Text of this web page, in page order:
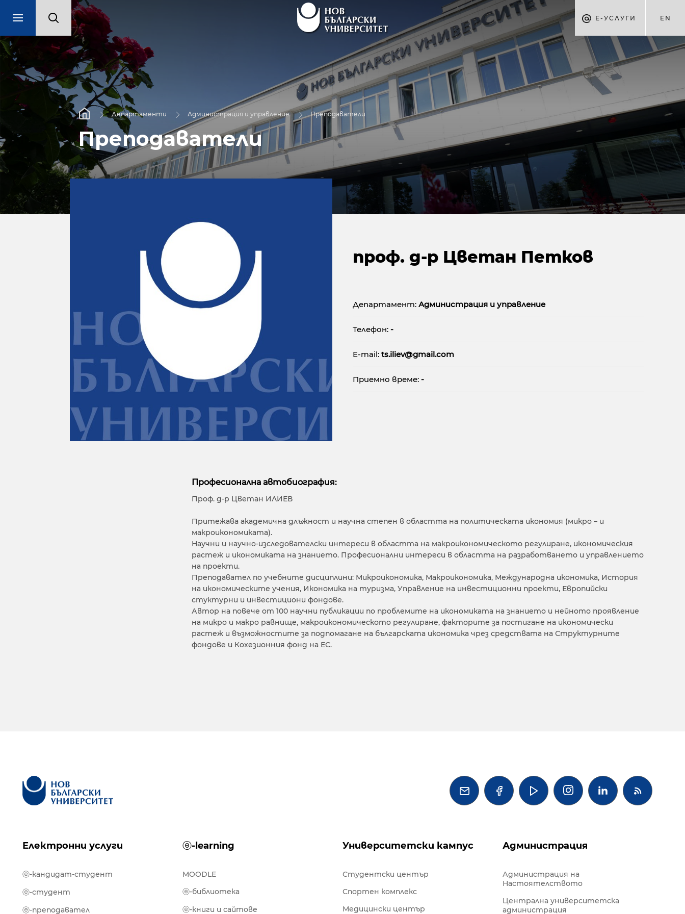
Е-УСЛУГИ EN
Департаменти Администрация и управление Преподаватели
Преподаватели
проф. д-р Цветан Петков
Департамент: Администрация и управление
Телефон: -
E-mail: ts.iliev@gmail.com
Приемно време: -
Професионална автобиография:
Проф. д-р Цветан ИЛИЕВ
Притежава академична длъжност и научна степен в областта на политическата икономия (микро – и
макроикономиката).
Научни и научно-изследователски интереси в областта на макроикономическото регулиране, икономическия
растеж и икономиката на знанието. Професионални интереси в областта на разработването и управлението
на проекти.
Преподавател по учебните дисциплини: Микроикономика, Макроикономика, Международна икономика, История
на икономическите учения, Икономика на туризма, Управление на инвестиционни проекти, Европийски
стуктурни и инвестициони фондове.
Автор на повече от 100 научни публикации по проблемите на икономиката на знанието и нейното проявление
на микро и макро равнище, макроикономическото регулиране, факторите за постигане на икономически
растеж и възможностите за подпомагане на българската икономика чрез средствата на Структурните
фондове и Кохезионния фонд на ЕС.
   
Електронни услуги ⓔ-learning Университетски кампус Администрация
ⓔ-кандидат-студент
ⓔ-студент
ⓔ-преподавател
MOODLE
ⓔ-библиотека
ⓔ-книги и сайтове
Студентски център
Спортен комплекс
Медицински център
Администрация на
Настоятелството
Централна университетска
администрация